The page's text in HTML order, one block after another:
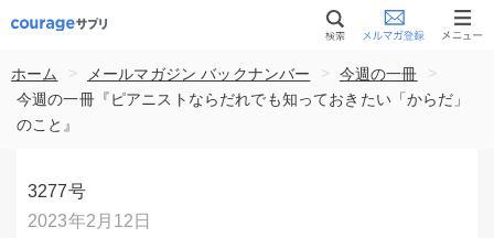
ホーム > メールマガジン バックナンバー > 今週の一冊
>
今週の一冊『ピアニストならだれでも知っておきたい「からだ」
のこと』
3277号
2023年2月12日